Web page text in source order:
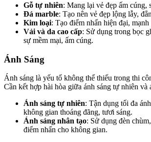
Gỗ tự nhiên: Mang lại vẻ đẹp ấm cúng,
Đá marble: Tạo nên vẻ đẹp lộng lẫy,
Kim loại: Tạo điểm nhấn hiện đại, mạnh
Vải và da cao cấp: Sử dụng trong bọc
sự mềm mại, ấm cúng.
Ánh Sáng
Ánh sáng là yếu tố không thể thiếu trong thi
Cần kết hợp hài hòa giữa ánh sáng tự nhiên và
Ánh sáng tự nhiên: Tận dụng tối đa
không gian thoáng đãng, tươi sáng.
Ánh sáng nhân tạo: Sử dụng đèn
điểm nhấn cho không gian.